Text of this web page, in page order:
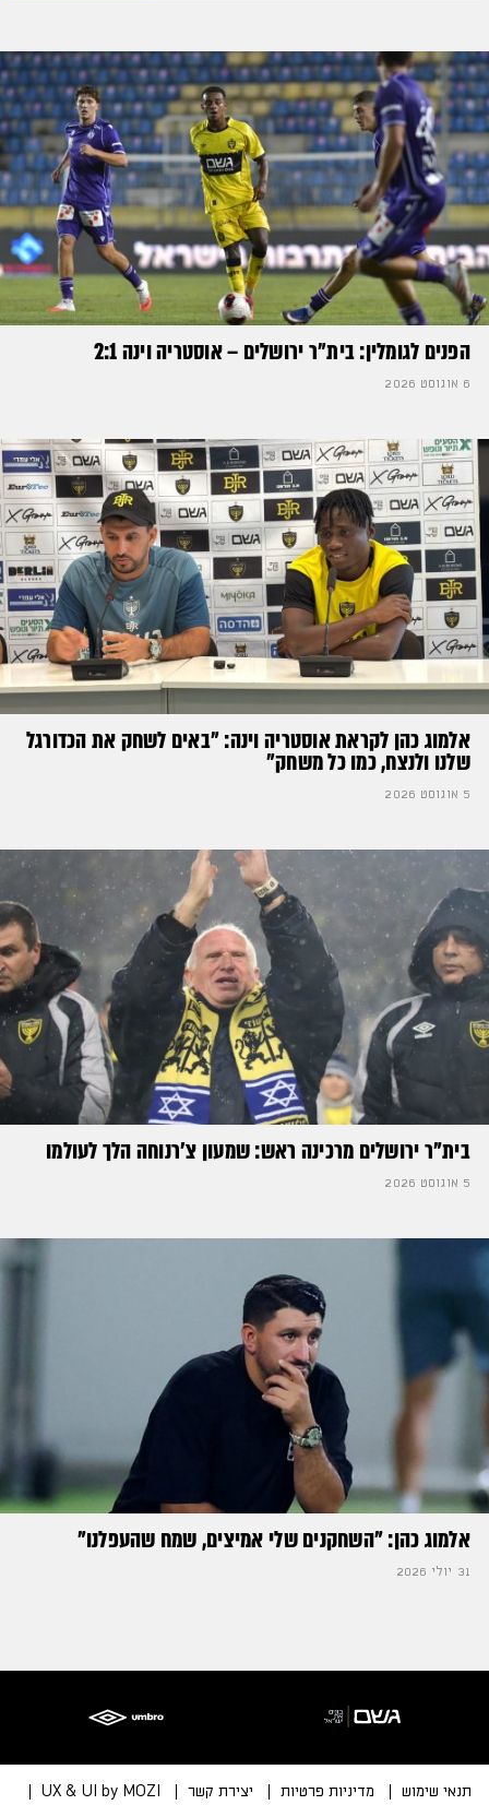
הפנים לגומלין: בית״ר ירושלים – אוסטריה וינה 2:1
6 אוגוסט 2026
אלמוג כהן לקראת אוסטריה וינה: ״באים לשחק את הכדורגל
שלנו ולנצח, כמו כל משחק״
5 אוגוסט 2026
בית"ר ירושלים מרכינה ראש: שמעון צ'רנוחה הלך לעולמו
5 אוגוסט 2026
אלמוג כהן: "השחקנים שלי אמיצים, שמח שהעפלנו"
31 יולי 2026
תנאי שימוש מדיניות פרטיות יצירת קשר UX & UI by MOZI